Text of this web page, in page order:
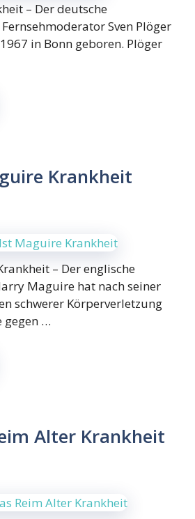
– Der deutsche
Sven Plöger
in Bonn geboren. Plöger
Krankheit
– Der englische
Maguire hat nach seiner
schwerer Körperverletzung
gegen …
Alter Krankheit